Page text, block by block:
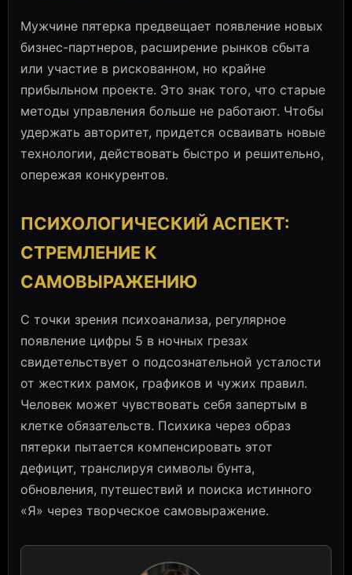
Мужчине пятерка предвещает появление новых
бизнес-партнеров, расширение рынков сбыта
или участие в рискованном, но крайне
прибыльном проекте. Это знак того, что старые
методы управления больше не работают. Чтобы
удержать авторитет, придется осваивать новые
технологии, действовать быстро и решительно,
опережая конкурентов.
ПСИХОЛОГИЧЕСКИЙ АСПЕКТ:
СТРЕМЛЕНИЕ К
САМОВЫРАЖЕНИЮ
С точки зрения психоанализа, регулярное
появление цифры 5 в ночных грезах
свидетельствует о подсознательной усталости
от жестких рамок, графиков и чужих правил.
Человек может чувствовать себя запертым в
клетке обязательств. Психика через образ
пятерки пытается компенсировать этот
дефицит, транслируя символы бунта,
обновления, путешествий и поиска истинного
«Я» через творческое самовыражение.